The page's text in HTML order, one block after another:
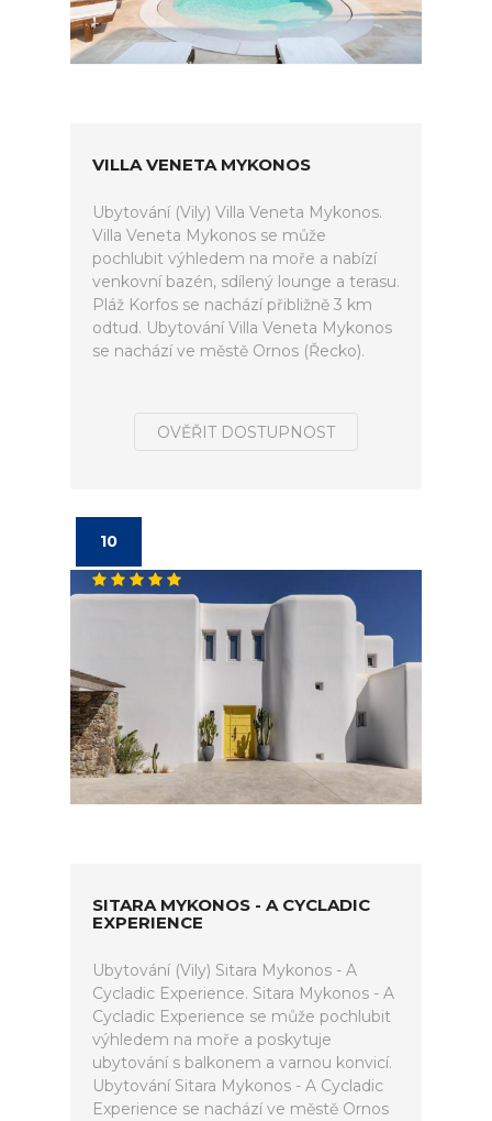
VILLA VENETA MYKONOS
Ubytování (Vily) Villa Veneta Mykonos.
Villa Veneta Mykonos se může
pochlubit výhledem na moře a nabízí
venkovní bazén, sdílený lounge a terasu.
Pláž Korfos se nachází přibližně 3 km
odtud. Ubytování Villa Veneta Mykonos
se nachází ve městě Ornos (Řecko).
OVĚŘIT DOSTUPNOST
10
SITARA MYKONOS - A CYCLADIC
EXPERIENCE
Ubytování (Vily) Sitara Mykonos - A
Cycladic Experience. Sitara Mykonos - A
Cycladic Experience se může pochlubit
výhledem na moře a poskytuje
ubytování s balkonem a varnou konvicí.
Ubytování Sitara Mykonos - A Cycladic
Experience se nachází ve městě Ornos